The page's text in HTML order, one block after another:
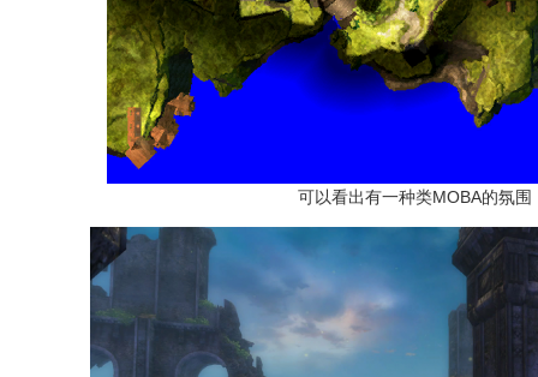
可以看出有一种类MOBA的氛围